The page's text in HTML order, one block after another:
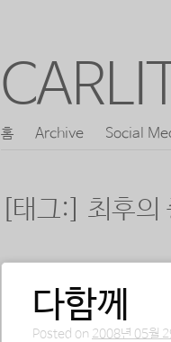
콘
로
홈 Archive Social
[태그:] 최후의
포스트 내비게
다함께
Posted on 2008년 05월